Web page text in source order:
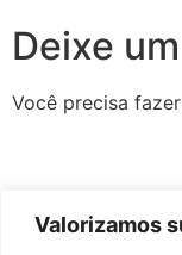
Valorizamos
Deixe
Você precisa
Assine